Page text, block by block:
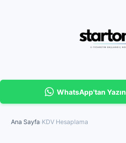
WhatsApp'tan Yazın
Ana Sayfa›KDV Hesaplama